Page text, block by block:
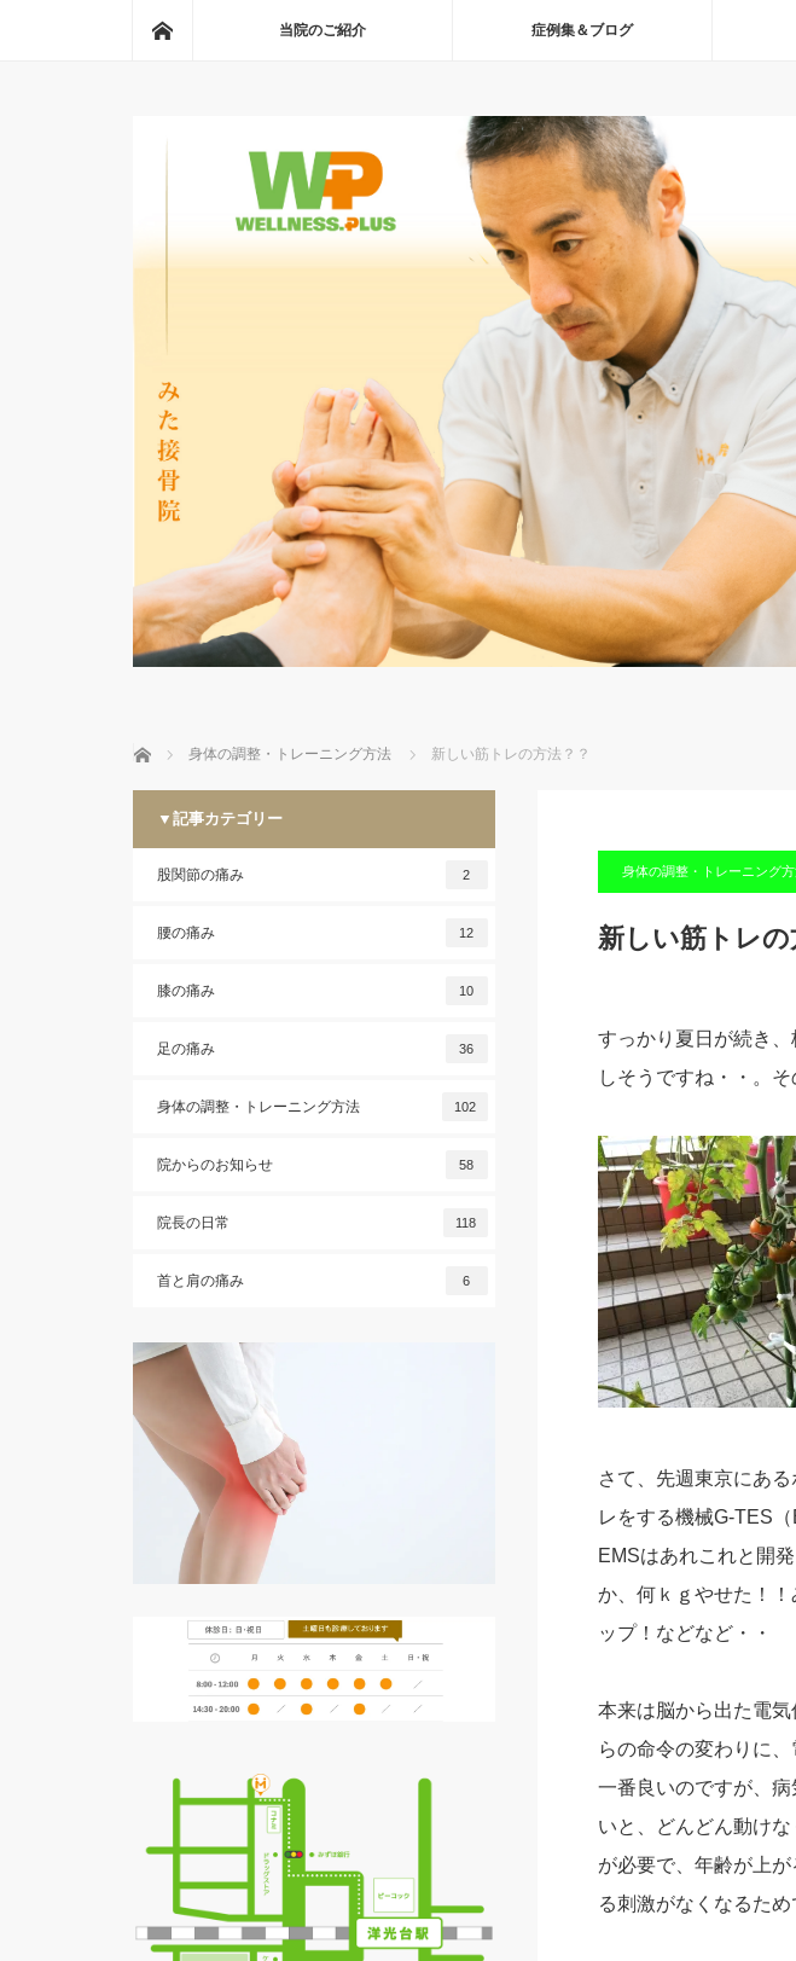
当院のご紹介 症例集＆ブログ
ホーム 身体の調整・トレーニング方法 新しい筋トレの方法？？
身体の調整・トレーニング
新しい筋トレの
すっかり夏日が続き
しそうですね・・。
さて、先週東京にあ
レをする機械G-TES
EMSはあれこれと開
か、何ｋｇやせた！
ップ！などなど・・
本来は脳から出た電
らの命令の変わりに
一番良いのですが、
いと、どんどん動け
が必要で、年齢が上
る刺激がなくなるため
▼記事カテゴリー
股関節の痛み 2
腰の痛み 12
膝の痛み 10
足の痛み 36
身体の調整・トレーニング方法 102
院からのお知らせ 58
院長の日常 118
首と肩の痛み 6